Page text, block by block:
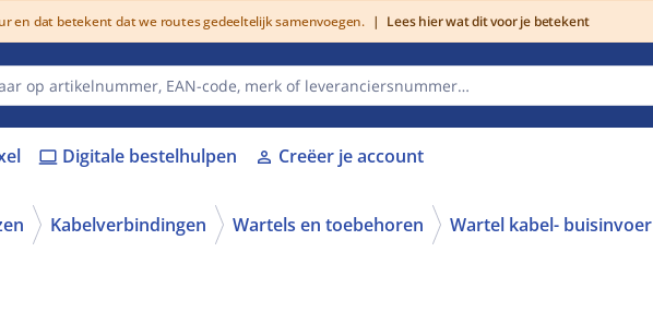
en dat betekent dat we routes gedeeltelijk samenvoegen. | Lees hier wat dit voor je betekent
laptop Digitale bestelhulpen person Creëer je account
Kabelverbindingen Wartels en toebehoren Wartel kabel- buisinvoer